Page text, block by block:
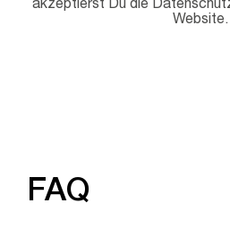
akzeptierst Du die
Website.
FAQ